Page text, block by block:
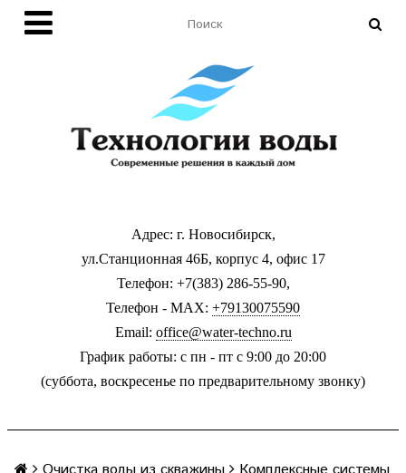
Адрес: г. Новосибирск,
ул.Станционная 46Б, корпус 4, офис 17
Телефон: +7(383) 286-55-90,
Телефон - MAX: +79130075590
Email: office@water-techno.ru
График работы: с пн - пт с 9:00 до 20:00
(суббота, воскресенье по предварительному звонку)